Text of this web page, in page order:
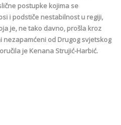
postupke kojima se
i podstiče nestabilnost u regiji,
je, ne tako davno, prošla kroz
nezapamćeni od Drugog svjetskog
je Kenana Strujić-Harbić.